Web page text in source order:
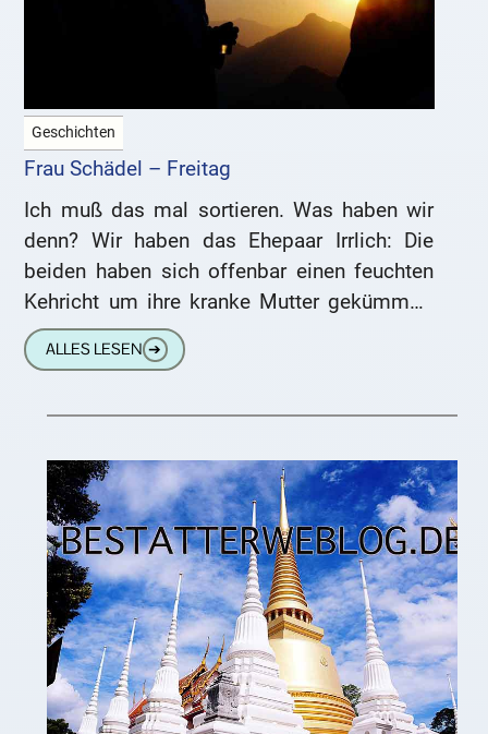
Geschichten
Frau Schädel – Freitag
Ich muß das mal sortieren. Was haben wir
denn? Wir haben das Ehepaar Irrlich: Die
beiden haben sich offenbar einen feuchten
Kehricht um ihre kranke Mutter gekümmert
und sind hinter
ALLES LESEN ➔